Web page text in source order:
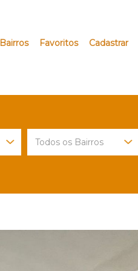
Bairros Favoritos Cadastrar